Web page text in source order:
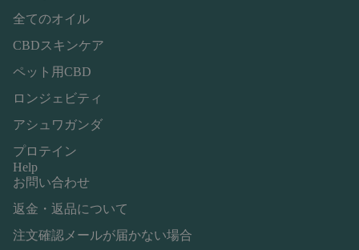
全てのオイル
CBDスキンケア
ペット用CBD
ロンジェビティ
アシュワガンダ
プロテイン
Help
お問い合わせ
返金・返品について
注文確認メールが届かない場合